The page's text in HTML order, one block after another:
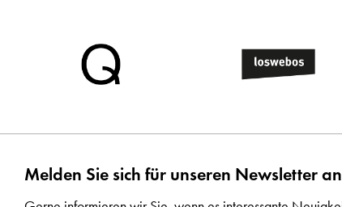
Melden Sie sich für unseren Newsletter